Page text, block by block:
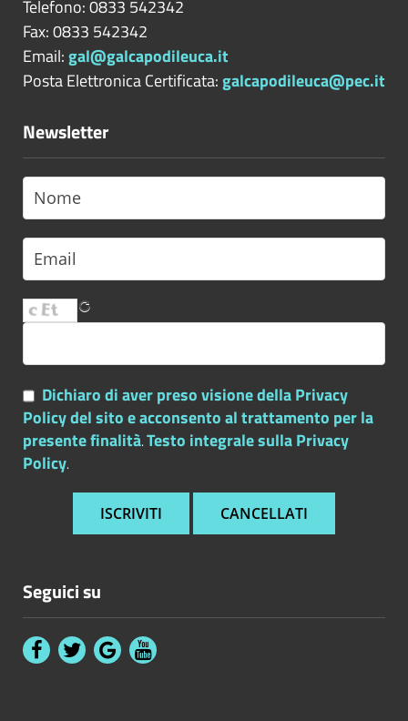
Telefono: 0833 542342
Fax: 0833 542342
Email:gal@galcapodileuca.it
Posta Elettronica Certificata:galcapodileuca@pec.it
Newsletter
Dichiaro di aver preso visione della Privacy
Policy del sito e acconsento al trattamento per la
presente finalità.Testo integrale sulla Privacy
Policy.
Seguici su